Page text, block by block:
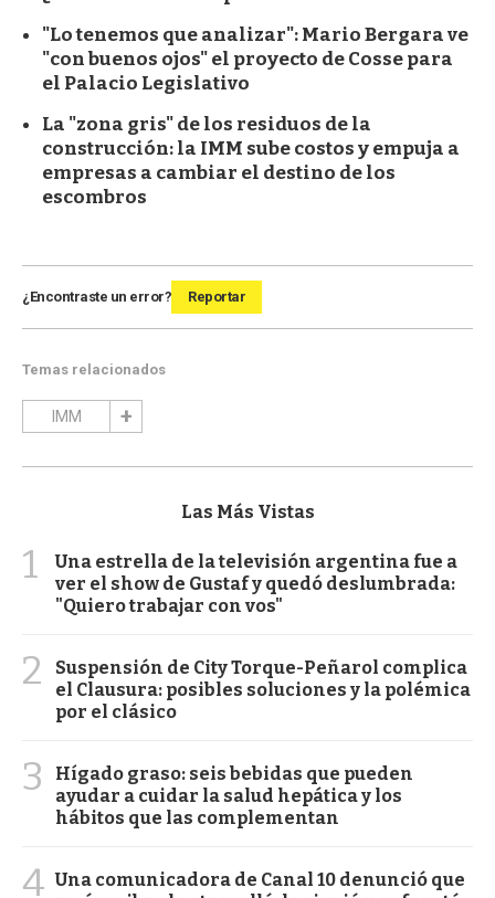
"Lo tenemos que analizar": Mario Bergara ve
"con buenos ojos" el proyecto de Cosse para
el Palacio Legislativo
La "zona gris" de los residuos de la
construcción: la IMM sube costos y empuja a
empresas a cambiar el destino de los
escombros
¿Encontraste un error? Reportar
Temas relacionados
IMM
Las Más Vistas
1
Una estrella de la televisión argentina fue a
ver el show de Gustaf y quedó deslumbrada:
"Quiero trabajar con vos"
2
Suspensión de City Torque-Peñarol complica
el Clausura: posibles soluciones y la polémica
por el clásico
3
Hígado graso: seis bebidas que pueden
ayudar a cuidar la salud hepática y los
hábitos que las complementan
4 Una comunicadora de Canal 10 denunció que